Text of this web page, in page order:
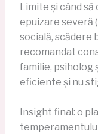
Limite și când
epuizare severă
socială, scădere
recomandat
familie, psiholog
eficiente și nu
Insight final: o